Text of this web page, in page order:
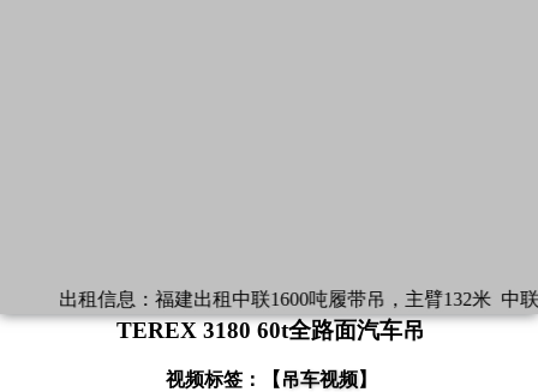
出租信息： 福建出租中联1600吨履带吊，主臂132米 中
TEREX 3180 60t全路面汽车吊
视频标签：【 吊车视频】